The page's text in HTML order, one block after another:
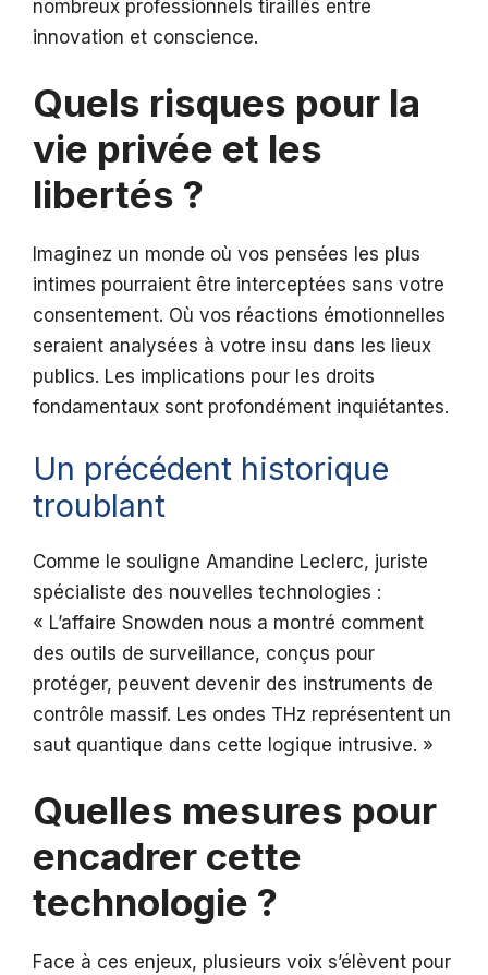
nombreux professionnels tiraillés entre
innovation et conscience.
Quels risques pour la
vie privée et les
libertés ?
Imaginez un monde où vos pensées les plus
intimes pourraient être interceptées sans votre
consentement. Où vos réactions émotionnelles
seraient analysées à votre insu dans les lieux
publics. Les implications pour les droits
fondamentaux sont profondément inquiétantes.
Un précédent historique
troublant
Comme le souligne Amandine Leclerc, juriste
spécialiste des nouvelles technologies :
« L’affaire Snowden nous a montré comment
des outils de surveillance, conçus pour
protéger, peuvent devenir des instruments de
contrôle massif. Les ondes THz représentent un
saut quantique dans cette logique intrusive. »
Quelles mesures pour
encadrer cette
technologie ?
Face à ces enjeux, plusieurs voix s’élèvent pour